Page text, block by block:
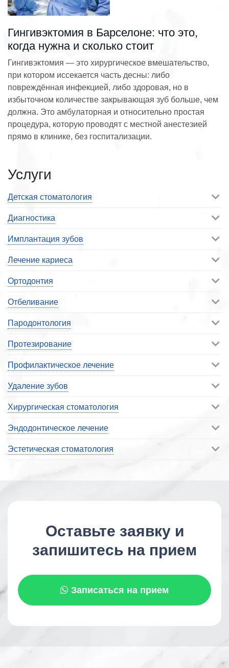
Гингивэктомия в Барселоне: что это,
когда нужна и сколько стоит
Гингивэктомия — это хирургическое вмешательство,
при котором иссекается часть десны: либо
повреждённая инфекцией, либо здоровая, но в
избыточном количестве закрывающая зуб больше, чем
должна. Это амбулаторная и относительно простая
процедура, которую проводят с местной анестезией
прямо в клинике, без госпитализации.
Услуги
Детская стоматология
Диагностика
Имплантация зубов
Лечение кариеса
Ортодонтия
Отбеливание
Пародонтология
Протезирование
Профилактическое лечение
Удаление зубов
Хирургическая стоматология
Эндодонтическое лечение
Эстетическая стоматология
Оставьте заявку и
запишитесь на прием
Записаться на прием